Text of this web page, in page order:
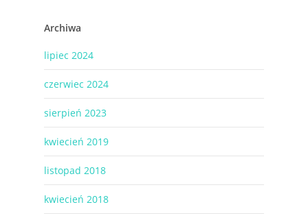
Archiwa
lipiec 2024
czerwiec 2024
sierpień 2023
kwiecień 2019
listopad 2018
kwiecień 2018